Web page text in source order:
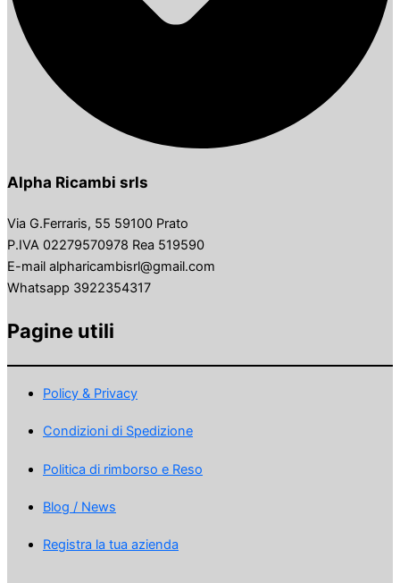
Alpha Ricambi srls
Via G.Ferraris, 55 59100 Prato
P.IVA 02279570978 Rea 519590
E-mail alpharicambisrl@gmail.com
Whatsapp 3922354317
Pagine utili
Policy & Privacy
Condizioni di Spedizione
Politica di rimborso e Reso
Blog / News
Registra la tua azienda